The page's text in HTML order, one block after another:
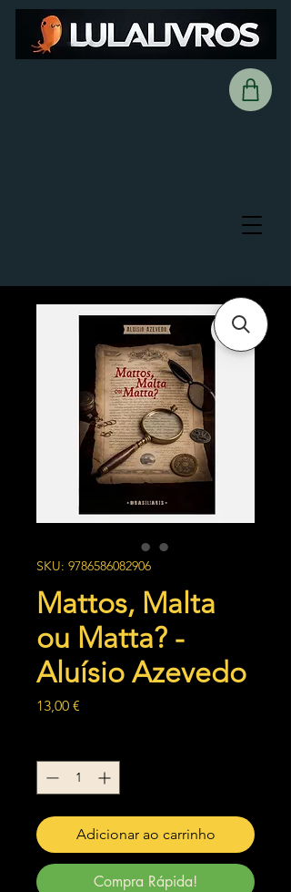
SKU: 9786586082906
Mattos, Malta
ou Matta? -
Aluísio Azevedo
13,00 €
Adicionar ao carrinho
Compra Rápida!